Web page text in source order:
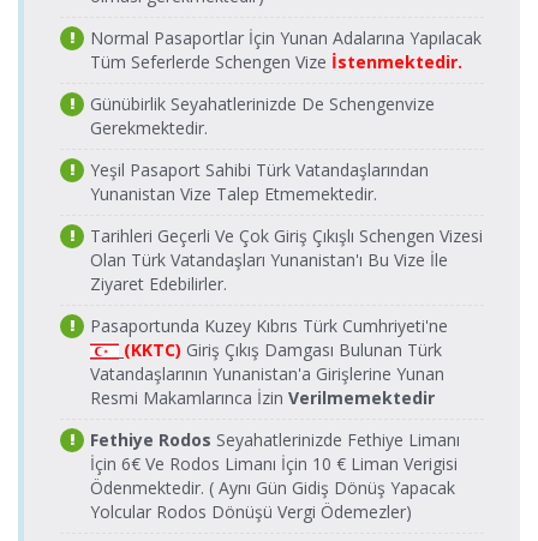
D-Marin
Turgutreis
Leros(Agia
Marina) Limanı
25.08.2026 Salı
Dentur
Feribot
D-Marin
Turgutreis
Limanı >
Leros(Agia
Marina) Limanı
26.08.2026
Çarşamba
Dentur
Avrasya
D-Marin
Turgutreis
Limanı >
Leros(Agia
Marina) Limanı
27.08.2026
Perşembe
09:00-09:45
Avrasya
Feribot
D-Marin
Limanı >
Leros(Agia
Marina) Limanı
09:00-09:45
Avrasya
Feribot
D-Marin
Leros(Agia
Marina) Limanı >
D-Marin
Turgutreis
Limanı
18.08.2026 Salı
17:00-17:45
Dentur
Avrasya
Feribot
Leros(Agia
D-Marin
Turgutreis
Çarşamba
17:00-17:45
Avrasya
Feribot
Leros(Agia
Marina) Limanı >
D-Marin
Turgutreis
Limanı
20.08.2026
Perşembe
Dentur
Feribot
Leros(Agia
Marina) Limanı >
Turgutreis
Limanı
21.08.2026 Cuma
Dentur
Feribot
Leros(Agia
Marina) Limanı >
22.08.2026
Dentur
Normal Pasaportlar İçin Yunan Adalarına Yapılacak
Tüm Seferlerde Schengen Vize İstenmektedir.
Günübirlik Seyahatlerinizde De Schengenvize
Gerekmektedir.
Yeşil Pasaport Sahibi Türk Vatandaşlarından
Yunanistan Vize Talep Etmemektedir.
Tarihleri Geçerli Ve Çok Giriş Çıkışlı Schengen Vizesi
Olan Türk Vatandaşları Yunanistan'ı Bu Vize İle
Ziyaret Edebilirler.
Pasaportunda Kuzey Kıbrıs Türk Cumhriyeti'ne
(KKTC) Giriş Çıkış Damgası Bulunan Türk
Vatandaşlarının Yunanistan'a Girişlerine Yunan
Resmi Makamlarınca İzin Verilmemektedir
Fethiye Rodos Seyahatlerinizde Fethiye Limanı
İçin 6€ Ve Rodos Limanı İçin 10 € Liman Verigisi
Ödenmektedir. ( Aynı Gün Gidiş Dönüş Yapacak
Yolcular Rodos Dönüşü Vergi Ödemezler)